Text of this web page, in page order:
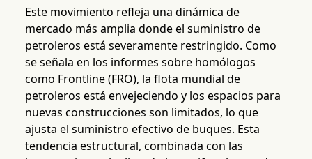
Este movimiento refleja una dinámica de
mercado más amplia donde el suministro de
petroleros está severamente restringido. Como
se señala en los informes sobre homólogos
como Frontline (FRO), la flota mundial de
petroleros está envejeciendo y los espacios para
nuevas construcciones son limitados, lo que
ajusta el suministro efectivo de buques. Esta
tendencia estructural, combinada con las